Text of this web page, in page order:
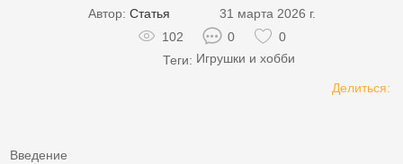
Автор: Статья
31 марта 2026 г.
102
0
0
Теги: Игрушки и хобби
Делиться:
Введение